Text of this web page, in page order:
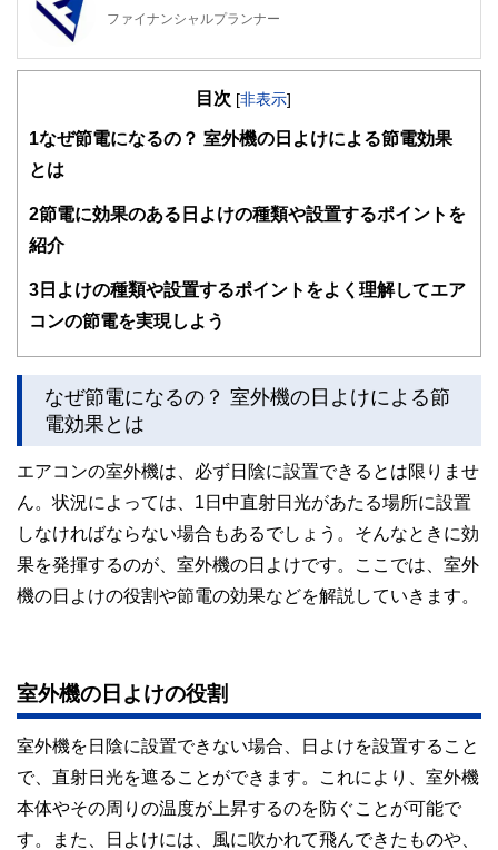
ファイナンシャルプランナー
FinancialField編集部は、金融、経済に関する記事を、日々
知識がない方でも理解できるようわかりやすく発信していま
関わることで、読者目線のコンテンツを追求しています。
ドバイザー、DCプランナー、公認会計士、社会保険労務
士、行政書士、投資アナリスト、キャリアコンサルタントな
ど150名以上の有資格者を執筆者・監修者として迎え、むず
をわかりやすく発信している点です。
このように編集経験豊富なメンバーと金融や経済に精通した
執筆者・監修者による執筆体制を築くことで、内容のわかり
な情報発信を実現しています。
私たちは、快適でより良い生活のアイデアを提供するお金の
コンシェルジュを目指します。
目次 [非表示]
1 なぜ節電になるの？ 室外機の日よけによる節電効果
とは
2節電に効果のある日よけの種類や設置するポイントを
紹介
3 日よけの種類や設置するポイントをよく理解してエア
コンの節電を実現しよう
なぜ節電になるの？ 室外機の日よけによる節
電効果とは
エアコンの室外機は、必ず日陰に設置できるとは限りませ
ん。状況によっては、1日中直射日光があたる場所に設置
しなければならない場合もあるでしょう。そんなときに効
果を発揮するのが、室外機の日よけです。ここでは、室外
機の日よけの役割や節電の効果などを解説していきます。
室外機の日よけの役割
室外機を日陰に設置できない場合、日よけを設置すること
で、直射日光を遮ることができます。これにより、室外機
本体やその周りの温度が上昇するのを防ぐことが可能で
す。また、日よけには、風に吹かれて飛んできたものや、